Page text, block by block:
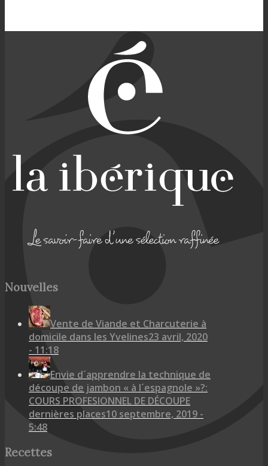
Nouvelles
Vente de Viande et Charcuterie à
domicile dans les Yvelines23 avril, 2020
- 11:18
Envie d´apprendre la technique de
découpe de jambon « à l´espagnole »?:
COURS PROFESIONNEL DE DÉCOUPE
dernières places10 septembre, 2019 -
5:48
Recettes